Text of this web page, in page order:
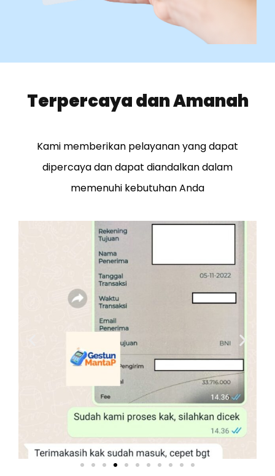
Terpercaya dan Amanah
Kami memberikan pelayanan yang dapat
dipercaya dan dapat diandalkan dalam
memenuhi kebutuhan Anda